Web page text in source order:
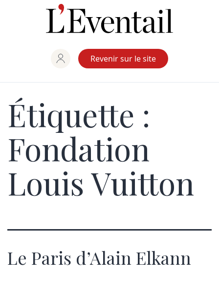
Revenir sur le site
Étiquette :
Fondation
Louis Vuitton
Le Paris d’Alain Elkann